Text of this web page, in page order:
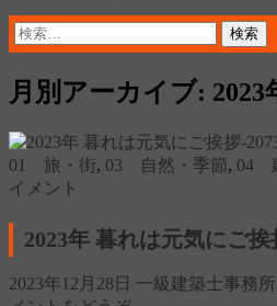
検
索:
月別アーカイブ: 2023
01 旅・街, 03 自然・季節, 04
イメント
2023年 暮れは元気にご挨
2023年12月28日 一級建築士事務